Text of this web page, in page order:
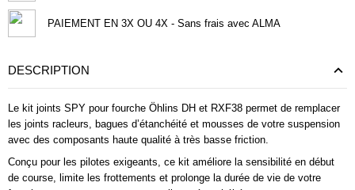
PAIEMENT EN 3X OU 4X - Sans frais avec ALMA
DESCRIPTION
Le kit joints SPY pour fourche Öhlins DH et RXF38 permet de remplacer
les joints racleurs, bagues d’étanchéité et mousses de votre suspension
avec des composants haute qualité à très basse friction.
Conçu pour les pilotes exigeants, ce kit améliore la sensibilité en début
de course, limite les frottements et prolonge la durée de vie de votre